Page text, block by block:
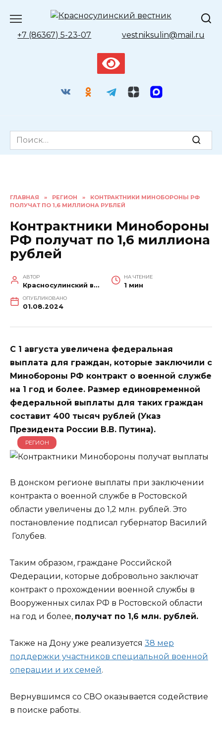
содержанию
+7 (86367) 5-23-07 vestniksulin@mail.ru
Search
for:
ГЛАВНАЯ » РЕГИОН »
КОНТРАКТНИКИ МИНОБОРОНЫ РФ
ПОЛУЧАТ ПО 1,6 МИЛЛИОНА РУБЛЕЙ
Контрактники Минобороны
РФ получат по 1,6 миллиона
рублей
АВТОР
Красносулинский вестник
НА ЧТЕНИЕ
1 мин
ОПУБЛИКОВАНО
01.08.2024
С 1 августа увеличена федеральная
выплата для граждан, которые заключили с
Минобороны РФ контракт о военной службе
на 1 год и более. Размер единовременной
федеральной выплаты для таких граждан
составит 400 тысяч рублей (Указ
Президента России В.В. Путина).
РЕГИОН
В донском регионе выплаты при заключении
контракта о военной службе в Ростовской
области увеличены до 1,2 млн. рублей. Это
постановление подписал губернатор Василий
Голубев.
Таким образом, граждане Российской
Федерации, которые добровольно заключат
контракт о прохождении военной службы в
Вооруженных силах РФ в Ростовской области
на год и более, получат по 1,6 млн. рублей.
Также на Дону уже реализуется 38 мер
поддержки участников специальной военной
операции и их семей.
Вернувшимся со СВО оказывается содействие
в поиске работы.